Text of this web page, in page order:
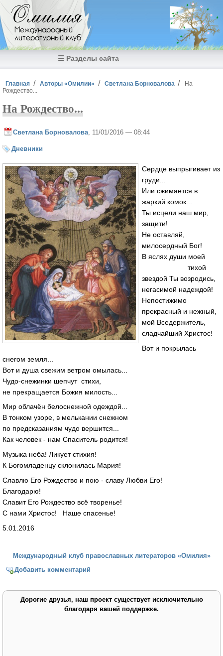
Перейти к основному содержанию
Омилия
Международный
литературный клуб
☰ Разделы сайта
Вы здесь
Главная Авторы «Омилии» Светлана Борновалова
На
Рождество...
На Рождество...
Светлана Борновалова , 11/01/2016 — 08:44
Дневники
Сердце выпрыгивает из
груди...
Или сжимается в
жаркий комок...
Ты исцели наш мир,
защити!
Не оставляй,
милосердный Бог!
В яслях души моей
тихой
звездой Ты возродись,
негасимой надеждой!
Непостижимо
прекрасный и нежный,
мой Вседержитель,
сладчайший Христос!
Вот и покрылась
снегом земля...
Вот и душа свежим ветром омылась...
Чудо-снежинки шепчут стихи,
не прекращается Божия милость...
Мир облачён белоснежной одеждой...
В тонком узоре, в мелькании снежном
по предсказаниям чудо вершится...
Как человек - нам Спаситель родится!
Музыка неба! Ликует стихия!
К Богомладенцу склонилась Мария!
Славлю Его Рождество и пою - славу Любви Его!
Благодарю!
Славит Его Рождество всё творенье!
С нами Христос! Наше спасенье!
5.01.2016
Международный клуб православных литераторов «Омилия»
Добавить комментарий
Дорогие друзья, наш проект существует исключительно
благодаря вашей поддержке.